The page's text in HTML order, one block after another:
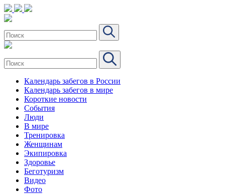
Календарь забегов в России
Календарь забегов в мире
Короткие новости
События
Люди
В мире
Тренировка
Женщинам
Экипировка
Здоровье
Беготуризм
Видео
Фото